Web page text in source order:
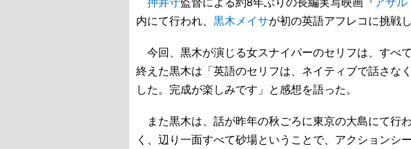
内にて行われ、 黒木メイサが初の英語アフレコに挑戦し
今回、黒木が演じる女スナイパーのセリフは、すべ
終えた黒木は「英語のセリフは、ネイティブで話さな
した。完成が楽しみです」と感想を語った。
また黒木は、話が昨年の秋ごろに東京の大島にて行
く、辺り一面すべて砂場ということで、アクションシ